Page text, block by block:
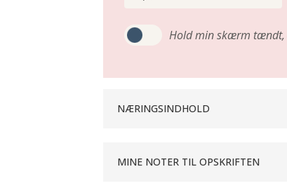
Hold min skærm tændt,
NÆRINGSINDHOLD
MINE NOTER TIL OPSKRIFTEN